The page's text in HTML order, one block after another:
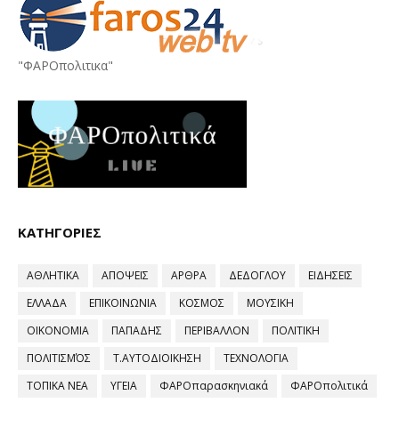
"ΦΑΡΟπολιτικα"
ΚΑΤΗΓΟΡΙΕΣ
ΑΘΛΗΤΙΚΑ ΑΠΟΨΕΙΣ ΑΡΘΡΑ ΔΕΔΟΓΛΟΥ
ΕΙΔΗΣΕΙΣ
ΕΛΛΑΔΑ
ΕΠΙΚΟΙΝΩΝΙΑ ΚΟΣΜΟΣ
ΜΟΥΣΙΚΗ
ΟΙΚΟΝΟΜΙΑ
ΠΑΠΑΔΗΣ ΠΕΡΙΒΑΛΛΟΝ
ΠΟΛΙΤΙΚΗ
ΠΟΛΙΤΙΣΜΌΣ
Τ.ΑΥΤΟΔΙΟΙΚΗΣΗ
ΤΕΧΝΟΛΟΓΙΑ
ΤΟΠΙΚΑ ΝΕΑ
ΥΓΕΙΑ ΦΑΡΟπαρασκηνιακά ΦΑΡΟπολιτικά